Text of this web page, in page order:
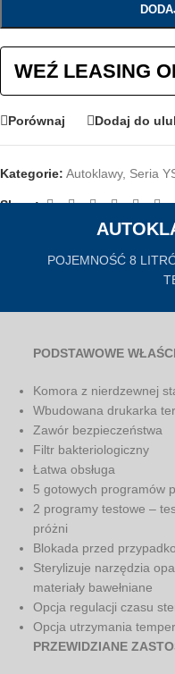
WEŹ LEASING
Porównaj Dodaj do
Kategorie: Autoklawy, Seria
Share:
POJEMNOŚĆ 8
PODSTAWOWE
Komora z nierdzewnej
Wbudowana drukarka
Zawór bezpieczeństwa
Filtr bakteriologiczny
Łatwa obsługa
5 gotowych programów
2 programy testowe –
próżni
Blokada przed
Sterylizuje narzędzia
materiały bawełniane
Opcja regulacji czasu
Opcja utrzymania
PRZEWIDZIANE